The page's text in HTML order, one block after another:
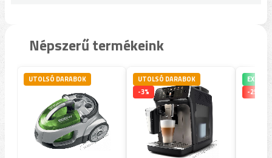
Népszerű termékeink
UTOLSÓ DARABOK
UTOLSÓ DARABOK
-3%
-25%